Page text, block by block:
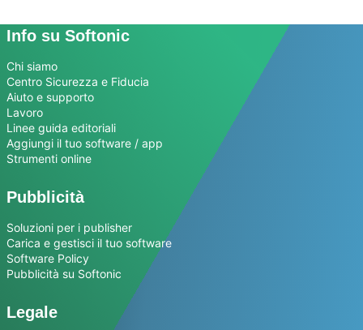
Info su Softonic
Chi siamo
Centro Sicurezza e Fiducia
Aiuto e supporto
Lavoro
Linee guida editoriali
Aggiungi il tuo software / app
Strumenti online
Pubblicità
Soluzioni per i publisher
Carica e gestisci il tuo software
Software Policy
Pubblicità su Softonic
Legale